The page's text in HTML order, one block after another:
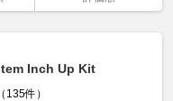
Inch Up Kit
（135件）